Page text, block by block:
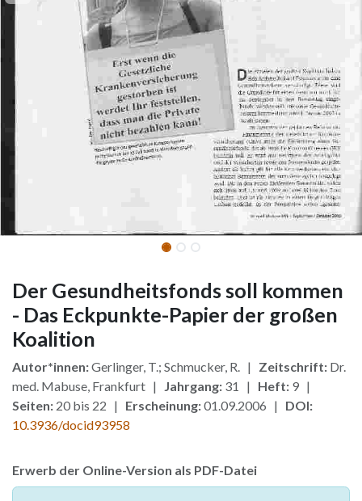
Der Gesundheitsfonds soll kommen
- Das Eckpunkte-Papier der großen
Koalition
Autor*innen:Gerlinger, T.; Schmucker, R. | Zeitschrift: Dr.
med. Mabuse, Frankfurt | Jahrgang: 31 | Heft: 9 |
Seiten: 20 bis 22 | Erscheinung:01.09.2006 | DOI:
10.3936/docid93958
Erwerb der Online-Version als PDF-Datei